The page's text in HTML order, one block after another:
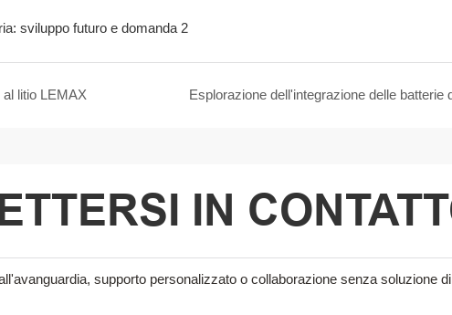
litio LEMAX
IN
supporto personalizzato o collaborazione senza soluzione